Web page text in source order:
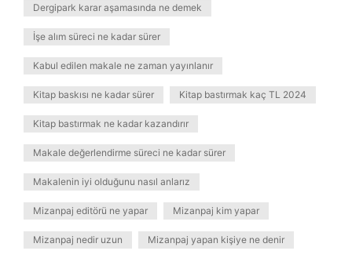
Dergipark karar aşamasında ne demek
İşe alım süreci ne kadar sürer
Kabul edilen makale ne zaman yayınlanır
Kitap baskısı ne kadar sürer Kitap bastırmak kaç TL 2024
Kitap bastırmak ne kadar kazandırır
Makale değerlendirme süreci ne kadar sürer
Makalenin iyi olduğunu nasıl anlarız
Mizanpaj editörü ne yapar Mizanpaj kim yapar
Mizanpaj nedir uzun Mizanpaj yapan kişiye ne denir